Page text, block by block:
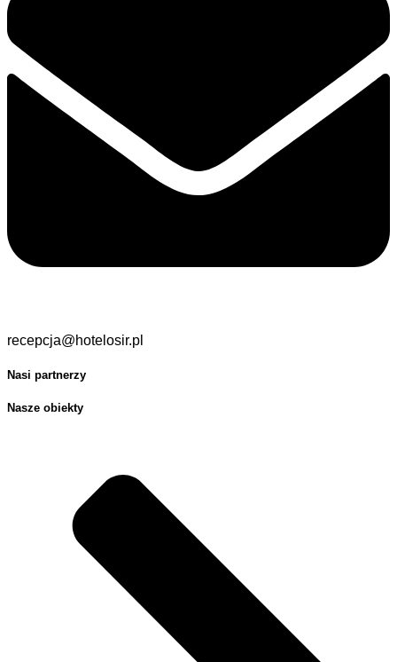
recepcja@hotelosir.pl
Nasi partnerzy
Nasze obiekty